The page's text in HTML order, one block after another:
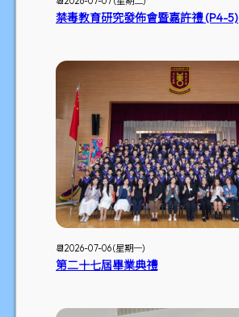
禁毒教育研究發佈會暨嘉許禮 (P4-5)
📆2026-07-06 (星期一)
第二十七屆畢業典禮